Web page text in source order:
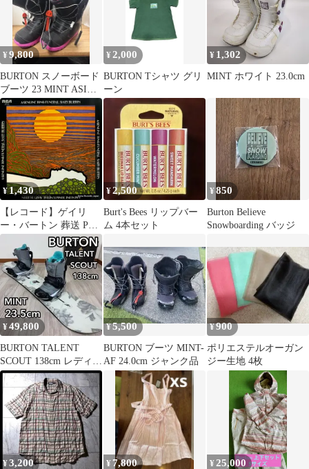
¥9,800
BURTON スノーボード
ブーツ 23 MINT ASIAN
FIT 女性用
¥ 2,000
BURTON Tシャツ グリ
ーン
¥ 1,302
MINT ホワイト 23.0cm
¥1,430
【レコード】ゲイリ
ー・バートン 葬送 PG-
27
¥2,500
Burt's Bees リップバー
ム 4本セット
¥850
Burton Believe
Snowboarding バッジ
¥49,800
BURTON TALENT
SCOUT 138cm レディー
ススノーボードセット
¥5,500
BURTON ブーツ MINT-
AF 24.0cm ジャンク品
¥900
ポリエステルオーガン
ジー生地 4枚
¥3,200 ¥ 7,800 ¥ 25,000